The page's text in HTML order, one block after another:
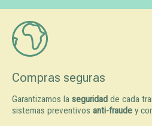
Compras seguras
Garantizamos la seguridad de cada
sistemas preventivos anti-fraude y